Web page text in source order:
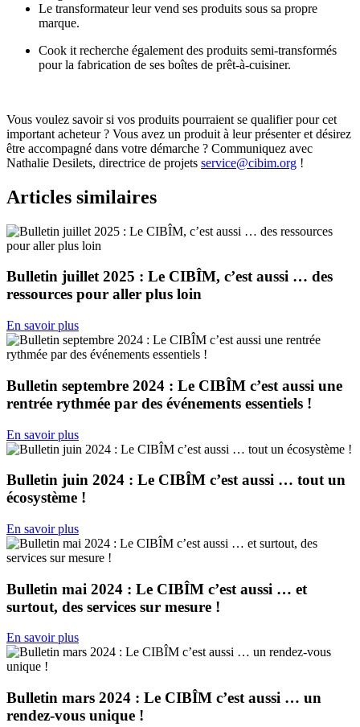
Le transformateur leur vend ses produits sous sa propre
marque.
Cook it recherche également des produits semi-transformés
pour la fabrication de ses boîtes de prêt-à-cuisiner.
Vous voulez savoir si vos produits pourraient se qualifier pour cet
important acheteur ? Vous avez un produit à leur présenter et désirez
être accompagné dans votre démarche ? Communiquez avec
Nathalie Desilets, directrice de projets service@cibim.org !
Articles similaires
Bulletin juillet 2025 : Le CIBÎM, c’est aussi … des
ressources pour aller plus loin
En savoir plus
Bulletin septembre 2024 : Le CIBÎM c’est aussi une
rentrée rythmée par des événements essentiels !
En savoir plus
Bulletin juin 2024 : Le CIBÎM c’est aussi … tout un
écosystème !
En savoir plus
Bulletin mai 2024 : Le CIBÎM c’est aussi … et
surtout, des services sur mesure !
En savoir plus
Bulletin mars 2024 : Le CIBÎM c’est aussi … un
rendez-vous unique !